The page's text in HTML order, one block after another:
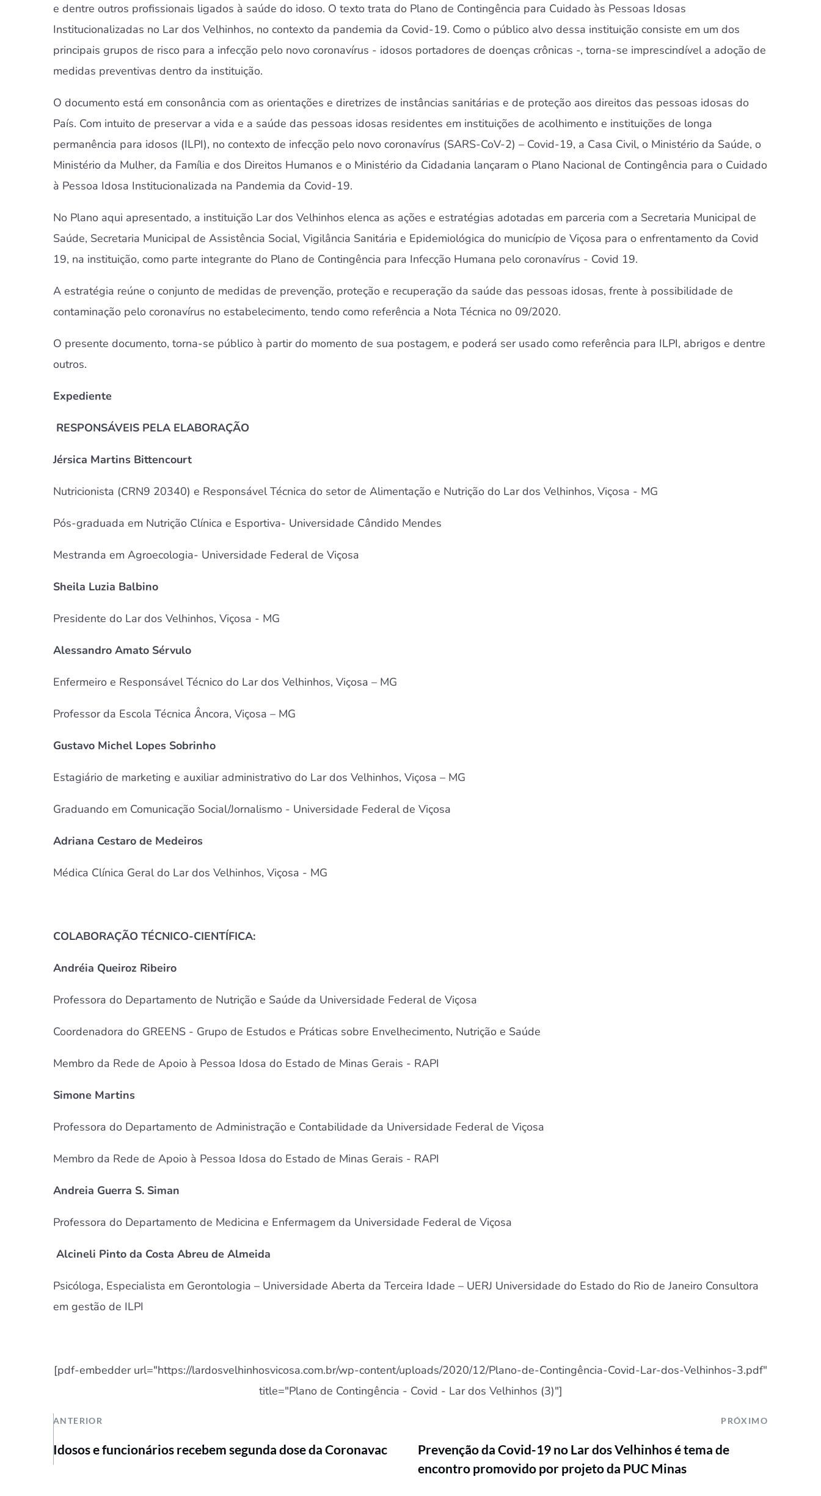
e dentre outros profissionais ligados à saúde do idoso. O texto trata do Plano de Contingência para Cuidado às Pessoas Idosas
Institucionalizadas no Lar dos Velhinhos, no contexto da pandemia da Covid-19. Como o público alvo dessa instituição consiste em um dos
principais grupos de risco para a infecção pelo novo coronavírus - idosos portadores de doenças crônicas -, torna-se imprescindível a adoção de
medidas preventivas dentro da instituição.
O documento está em consonância com as orientações e diretrizes de instâncias sanitárias e de proteção aos direitos das pessoas idosas do
País. Com intuito de preservar a vida e a saúde das pessoas idosas residentes em instituições de acolhimento e instituições de longa
permanência para idosos (ILPI), no contexto de infecção pelo novo coronavírus (SARS-CoV-2) – Covid-19, a Casa Civil, o Ministério da Saúde, o
Ministério da Mulher, da Família e dos Direitos Humanos e o Ministério da Cidadania lançaram o Plano Nacional de Contingência para o Cuidado
à Pessoa Idosa Institucionalizada na Pandemia da Covid-19.
No Plano aqui apresentado, a instituição Lar dos Velhinhos elenca as ações e estratégias adotadas em parceria com a Secretaria Municipal de
Saúde, Secretaria Municipal de Assistência Social, Vigilância Sanitária e Epidemiológica do município de Viçosa para o enfrentamento da Covid
19, na instituição, como parte integrante do Plano de Contingência para Infecção Humana pelo coronavírus - Covid 19.
A estratégia reúne o conjunto de medidas de prevenção, proteção e recuperação da saúde das pessoas idosas, frente à possibilidade de
contaminação pelo coronavírus no estabelecimento, tendo como referência a Nota Técnica no 09/2020.
O presente documento, torna-se público à partir do momento de sua postagem, e poderá ser usado como referência para ILPI, abrigos e dentre
outros.
Expediente
RESPONSÁVEIS PELA ELABORAÇÃO
Jérsica Martins Bittencourt
Nutricionista (CRN9 20340) e Responsável Técnica do setor de Alimentação e Nutrição do Lar dos Velhinhos, Viçosa - MG
Pós-graduada em Nutrição Clínica e Esportiva- Universidade Cândido Mendes
Mestranda em Agroecologia- Universidade Federal de Viçosa
Sheila Luzia Balbino
Presidente do Lar dos Velhinhos, Viçosa - MG
Alessandro Amato Sérvulo
Enfermeiro e Responsável Técnico do Lar dos Velhinhos, Viçosa – MG
Professor da Escola Técnica Âncora, Viçosa – MG
Gustavo Michel Lopes Sobrinho
Estagiário de marketing e auxiliar administrativo do Lar dos Velhinhos, Viçosa – MG
Graduando em Comunicação Social/Jornalismo - Universidade Federal de Viçosa
Adriana Cestaro de Medeiros
Médica Clínica Geral do Lar dos Velhinhos, Viçosa - MG
COLABORAÇÃO TÉCNICO-CIENTÍFICA:
Andréia Queiroz Ribeiro
Professora do Departamento de Nutrição e Saúde da Universidade Federal de Viçosa
Coordenadora do GREENS - Grupo de Estudos e Práticas sobre Envelhecimento, Nutrição e Saúde
Membro da Rede de Apoio à Pessoa Idosa do Estado de Minas Gerais - RAPI
Simone Martins
Professora do Departamento de Administração e Contabilidade da Universidade Federal de Viçosa
Membro da Rede de Apoio à Pessoa Idosa do Estado de Minas Gerais - RAPI
Andreia Guerra S. Siman
Professora do Departamento de Medicina e Enfermagem da Universidade Federal de Viçosa
Alcineli Pinto da Costa Abreu de Almeida
Psicóloga, Especialista em Gerontologia – Universidade Aberta da Terceira Idade – UERJ Universidade do Estado do Rio de Janeiro Consultora
em gestão de ILPI
[pdf-embedder url="https://lardosvelhinhosvicosa.com.br/wp-content/uploads/2020/12/Plano-de-Contingência-Covid-Lar-dos-Velhinhos-3.pdf"
title="Plano de Contingência - Covid - Lar dos Velhinhos (3)"]
ANTERIOR PRÓXIMO
Idosos e funcionários recebem segunda dose da Coronavac
Prevenção da Covid-19 no Lar dos Velhinhos é tema de
encontro promovido por projeto da PUC Minas